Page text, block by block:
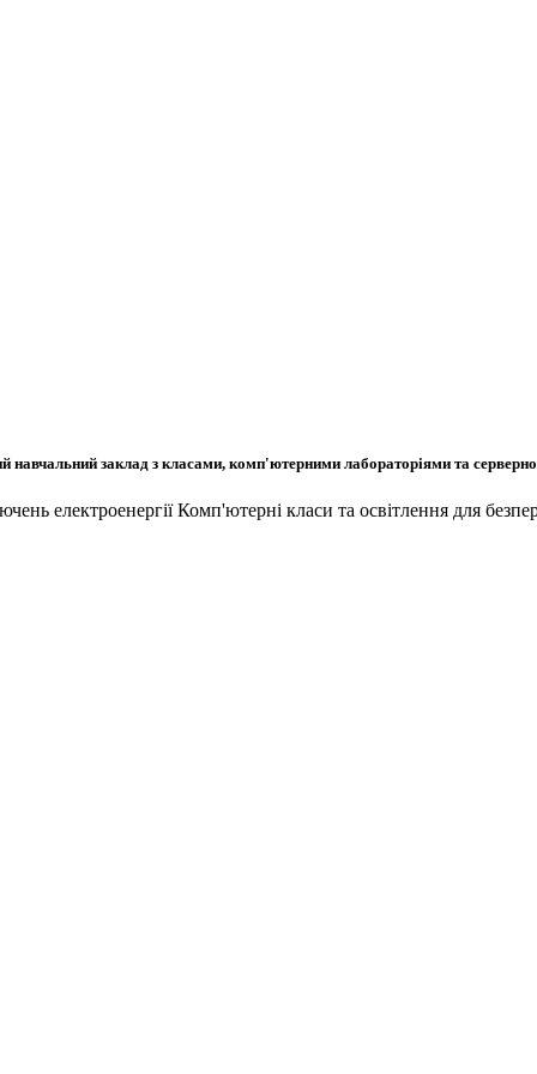
навчальний заклад з класами, комп'ютерними лабораторіями та
електроенергії Комп'ютерні класи та освітлення для